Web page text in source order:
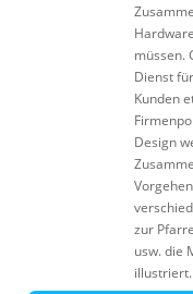
müssen.
Dienst
Kunden
Design
zur
usw. die
illustriert.